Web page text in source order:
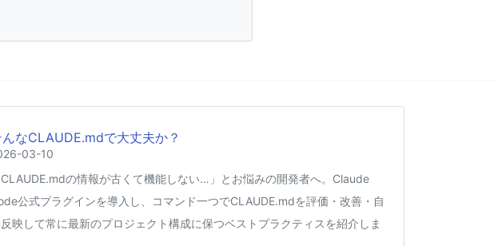
んなCLAUDE.mdで大丈夫か？
03-10
CLAUDE.mdの情報が古くて機能しない…」とお悩みの開発者へ。Claude
公式プラグインを導入し、コマンド一つでCLAUDE.mdを評価・改善・自
映して常に最新のプロジェクト構成に保つベストプラクティスを紹介しま